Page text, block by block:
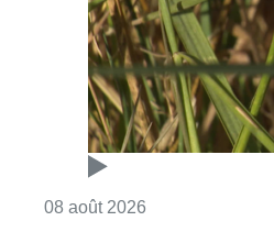
08 août 2026